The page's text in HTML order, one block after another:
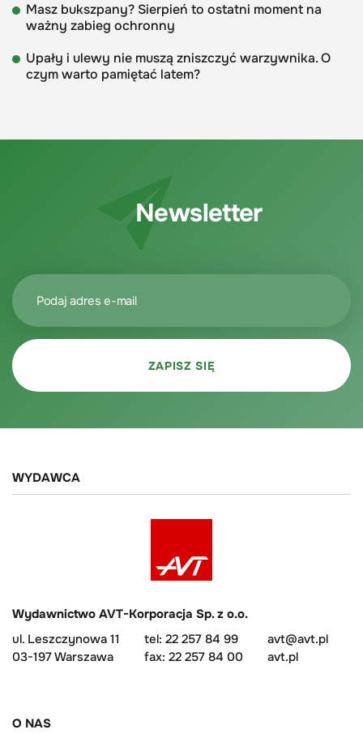
Masz bukszpany? Sierpień to ostatni moment na
ważny zabieg ochronny
Upały i ulewy nie muszą zniszczyć warzywnika. O
czym warto pamiętać latem?
Newsletter
WYDAWCA
Wydawnictwo AVT-Korporacja Sp. z o.o.
ul. Leszczynowa 11
03-197 Warszawa
tel: 22 257 84 99
fax: 22 257 84 00
avt@avt.pl
avt.pl
O NAS